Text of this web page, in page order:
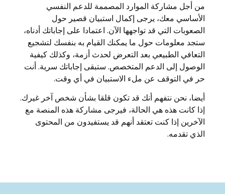
من أجل مشاركة الموارد المصممة للدعم النفسي
الأساسي معك، يرجى إكمال استبيان قصير حول
الصعوبات التي قد تواجهها الآن. اعتمادا على إجاباتك أدناه،
ستجد معلومات حول ما يمكنك القيام به بنفسك لتشجيع
التعافي الطبيعي بعد التعرض لحدث أزمة، وكذلك كيفية
الوصول إلى الدعم المتخصص. ستبقى إجاباتك سرية. أنت
حر في التوقف عن ملء الاستبيان في أي وقت.
أيضا، نحن نتفهم أنك قد تكون قلقا بشأن شخص آخر غيرك.
إذا كانت هذه هي الحالة، فيرجى مشاركة هذه المنصة مع
الآخرين إذا كنت تعتقد أنهم قد يستفيدون من المحتوى
الذي تقدمه.